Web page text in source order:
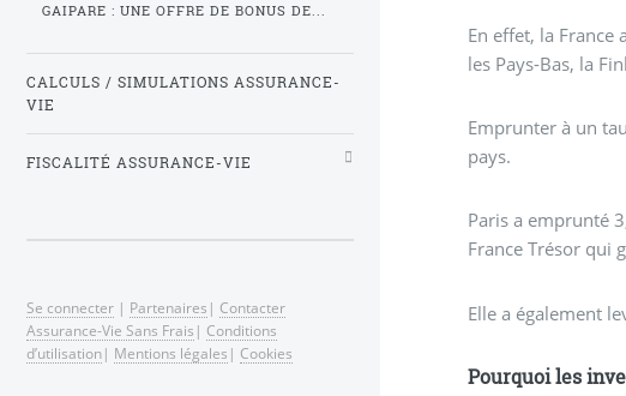
En effet, la France
les Pays-Bas, la
Emprunter à un
pays.
Paris a emprunté
France Trésor qui
Elle a également
Pourquoi les
GAIPARE : UNE OFFRE DE BONUS DE...
CALCULS / SIMULATIONS ASSURANCE-
VIE
FISCALITÉ ASSURANCE-VIE
Se connecter | Partenaires | Contacter
Assurance-Vie Sans Frais | Conditions
d’utilisation| Mentions légales | Cookies